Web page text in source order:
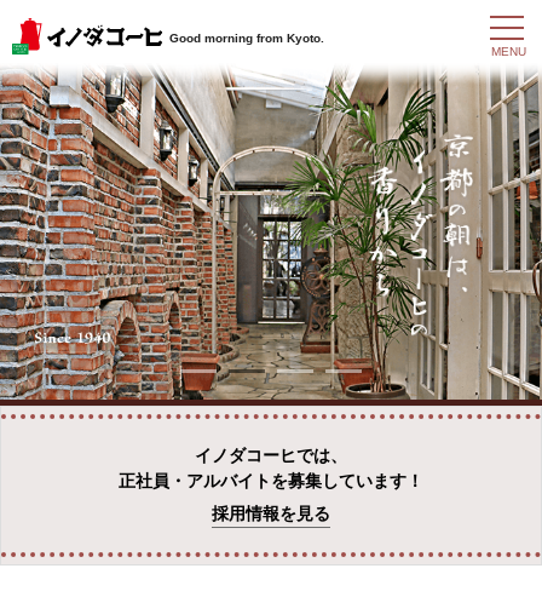
Good morning from Kyoto.
t
o
g
g
l
e
n
a
v
g
a
t
i
o
n
MENU
イノダコーヒでは、
正社員・アルバイトを募集しています！
採用情報を見る